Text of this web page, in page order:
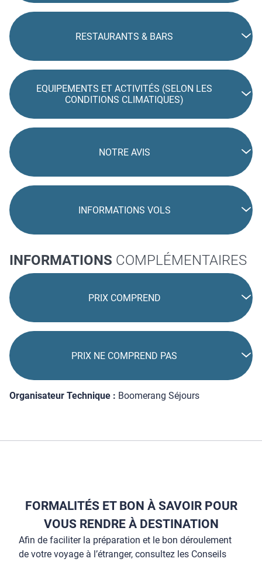
RESTAURANTS & BARS
EQUIPEMENTS ET ACTIVITÉS (SELON LES
CONDITIONS CLIMATIQUES)
NOTRE AVIS
INFORMATIONS VOLS
INFORMATIONS COMPLÉMENTAIRES
PRIX COMPREND
PRIX NE COMPREND PAS
Organisateur Technique : Boomerang Séjours
FORMALITÉS ET BON À SAVOIR POUR
VOUS RENDRE À DESTINATION
Afin de faciliter la préparation et le bon déroulement
de votre voyage à l’étranger, consultez les Conseils